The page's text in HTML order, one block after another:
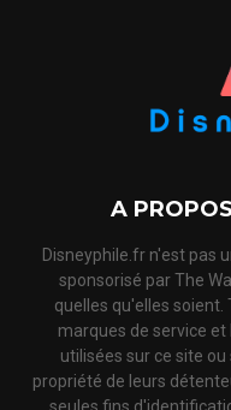
A
Disneyphile.fr n'est pas
sponsorisé par The
quelles qu'elles soient.
marques de service
utilisées sur ce site
propriété de leurs